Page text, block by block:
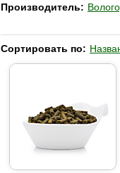
Производитель:
Сортировать по: